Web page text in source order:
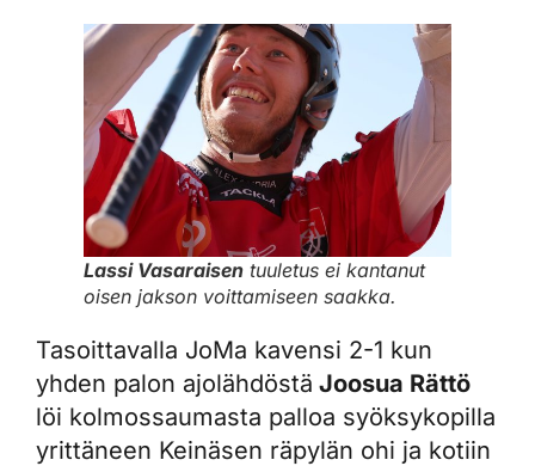
Lassi Vasaraisen tuuletus ei kantanut
oisen jakson voittamiseen saakka.
Tasoittavalla JoMa kavensi 2-1 kun
yhden palon ajolähdöstä Joosua Rättö
löi kolmossaumasta palloa syöksykopilla
yrittäneen Keinäsen räpylän ohi ja kotiin